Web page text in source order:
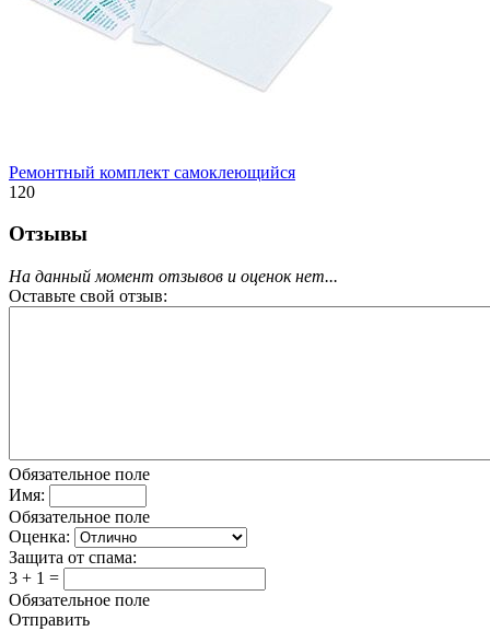
Ремонтный комплект самоклеющийся
120
Отзывы
На данный момент отзывов и оценок нет...
Оставьте свой отзыв:
Обязательное поле
Имя:
Обязательное поле
Оценка:
Защита от спама:
3 + 1 =
Обязательное поле
Отправить